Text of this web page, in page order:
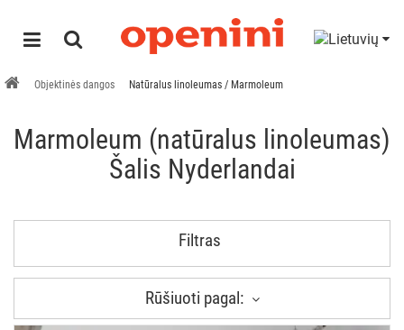
Objektinės dangos Natūralus linoleumas / Marmoleum
Marmoleum (natūralus linoleumas)
Šalis Nyderlandai
Filtras
Rūšiuoti pagal: